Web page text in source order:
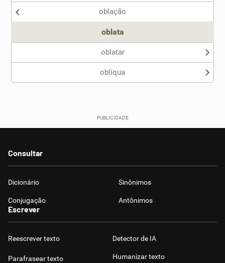
Sinônimos
oblação
oblata
oblatar
oblíqua
Consultar
Dicionário Sinônimos
Conjugação Antônimos
Escrever
Reescrever texto
Parafrasear texto
Detector de IA
Humanizar texto